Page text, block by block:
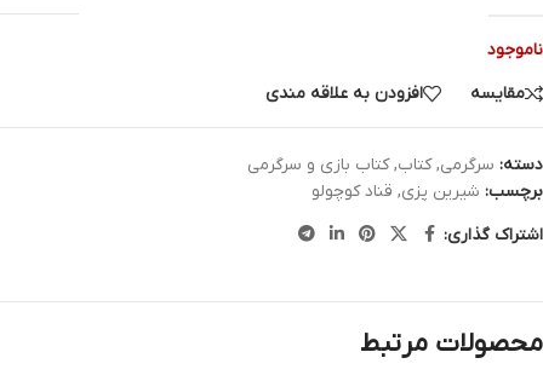
ناموجود
مقایسه
افزودن به علاقه مندی
دسته: سرگرمی, کتاب, کتاب بازی و سرگرمی
برچسب: شیرین پزی, قناد کوچولو
اشتراک گذاری:
محصولات مرتبط